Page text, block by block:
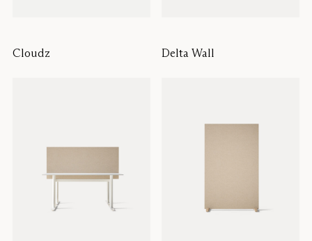
Cloudz Delta Wall